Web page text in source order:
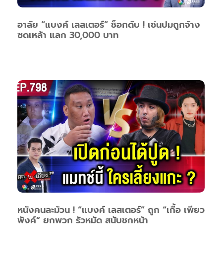
อาลัย “แบงค์ เลสเตอร์” ช็อกดับ ! เซ่นปมถูกจ้าง
ซดเหล้า แลก 30,000 บาท
หนังคนละม้วน ! “แบงค์ เลสเตอร์” ถูก “เกื้อ เพียว
พังค์” ยกพวก รัวหมัด สนับชกหน้า